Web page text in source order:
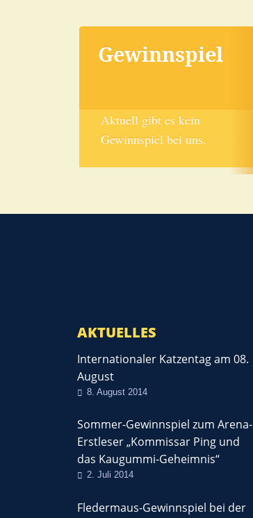
Gewinnspiel
Aktuell gibt es kein
Gewinnspiel bei uns.
AKTUELLES
Internationaler Katzentag am 08.
August
8. August 2014
Sommer-Gewinnspiel zum Arena-
Erstleser „Kommissar Ping und
das Kaugummi-Geheimnis“
2. Juli 2014
Fledermaus-Gewinnspiel bei der